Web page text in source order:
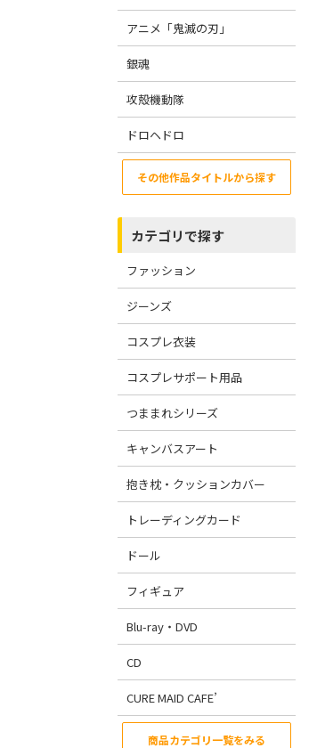
アニメ「鬼滅の刃」
銀魂
攻殻機動隊
ドロヘドロ
その他作品タイトルから探す
カテゴリで探す
ファッション
ジーンズ
コスプレ衣装
コスプレサポート用品
つままれシリーズ
キャンバスアート
抱き枕・クッションカバー
トレーディングカード
ドール
フィギュア
Blu-ray・DVD
CD
CURE MAID CAFE’
商品カテゴリ一覧をみる